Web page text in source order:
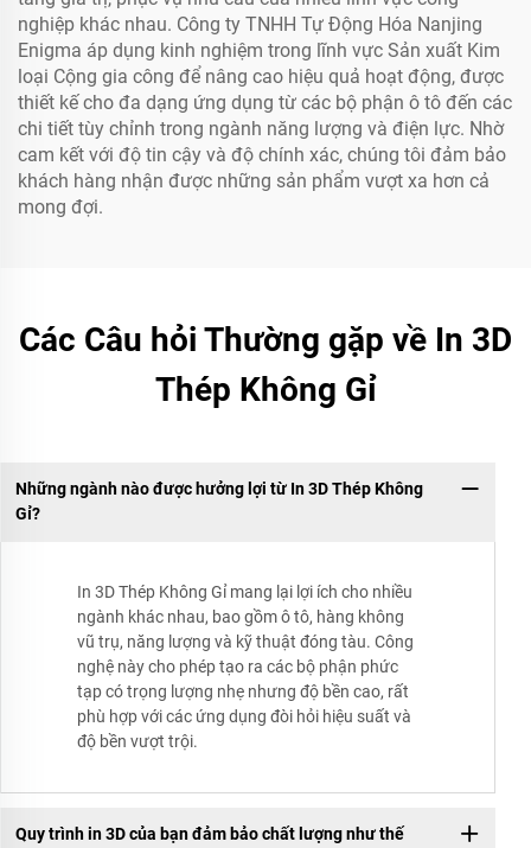
nghiệp khác nhau. Công ty TNHH Tự Động Hóa Nanjing
Enigma áp dụng kinh nghiệm trong lĩnh vực Sản xuất Kim
loại Cộng gia công để nâng cao hiệu quả hoạt động, được
thiết kế cho đa dạng ứng dụng từ các bộ phận ô tô đến các
chi tiết tùy chỉnh trong ngành năng lượng và điện lực. Nhờ
cam kết với độ tin cậy và độ chính xác, chúng tôi đảm bảo
khách hàng nhận được những sản phẩm vượt xa hơn cả
mong đợi.
Các Câu hỏi Thường gặp về In 3D
Thép Không Gỉ
Những ngành nào được hưởng lợi từ In 3D Thép Không
Gỉ?
In 3D Thép Không Gỉ mang lại lợi ích cho nhiều
ngành khác nhau, bao gồm ô tô, hàng không
vũ trụ, năng lượng và kỹ thuật đóng tàu. Công
nghệ này cho phép tạo ra các bộ phận phức
tạp có trọng lượng nhẹ nhưng độ bền cao, rất
phù hợp với các ứng dụng đòi hỏi hiệu suất và
độ bền vượt trội.
Quy trình in 3D của bạn đảm bảo chất lượng như thế